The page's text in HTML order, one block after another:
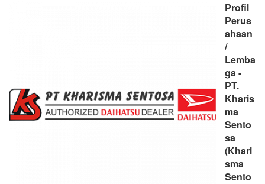
Profil
Perus
ahaan
/
Lemba
ga -
PT.
Kharis
ma
Sento
sa
(Khari
sma
Sento